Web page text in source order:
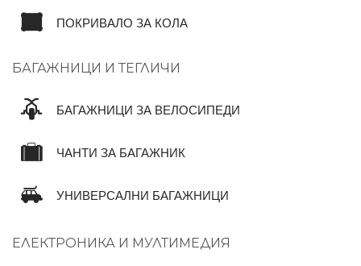
ПОКРИВАЛО ЗА КОЛА
БАГАЖНИЦИ И ТЕГЛИЧИ
БАГАЖНИЦИ ЗА ВЕЛОСИПЕДИ
ЧАНТИ ЗА БАГАЖНИК
УНИВЕРСАЛНИ БАГАЖНИЦИ
ЕЛЕКТРОНИКА И МУЛТИМЕДИЯ